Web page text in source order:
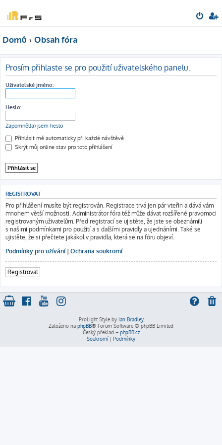
Domů Obsah fóra
Prosím přihlaste se pro použití uživatelského panelu.
Uživatelské jméno:
Heslo:
Zapomněl(a) jsem heslo
Přihlásit mě automaticky při každé návštěvě
Skrýt můj online stav pro toto přihlášení
REGISTROVAT
Pro přihlášení musíte být registrován. Registrace trvá jen pár vteřin a dává vám
mnohem větší možnosti. Administrátor fóra též může dávat rozšířené pravomoci
registrovaným uživatelům. Před registrací se ujistěte, že jste se obeznámili
s našimi podmínkami pro použití a s dalšími pravidly a ujednáními. Také se
ujistěte, že si přečtete jakákoliv pravidla, která se na fóru objeví.
Podmínky pro užívání| Ochrana soukromí
Registrovat
ProLight Style by Ian Bradley
Založeno na phpBB® Forum Software © phpBB Limited
Český překlad – phpBB.cz
Soukromí| Podmínky